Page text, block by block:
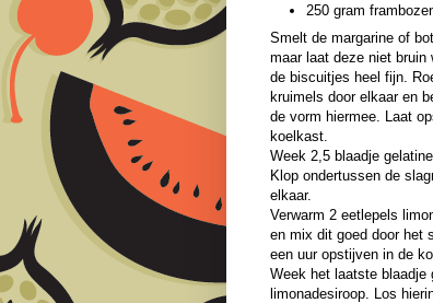
250 gram
Smelt de margarine of
maar laat deze niet bruin
de biscuitjes heel fijn.
kruimels door elkaar en
de vorm hiermee. Laat
koelkast.
Week 2,5 blaadje
Klop ondertussen de
elkaar.
Verwarm 2 eetlepels
en mix dit goed door het
een uur opstijven in de
Week het laatste blaadje
limonadesiroop. Los